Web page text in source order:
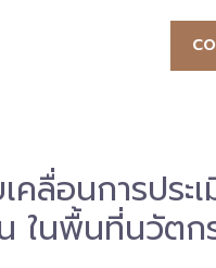
คลื่อนการปร
ในพื้นที่นวัต